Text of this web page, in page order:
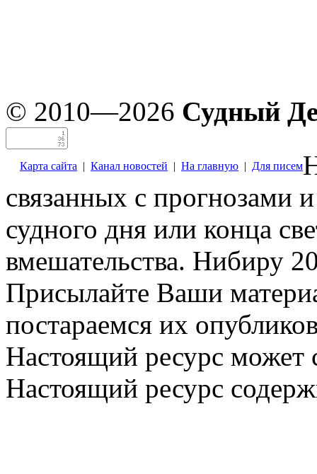
© 2010—2026 Судный
Карта сайта | Канал новостей | На главную | Для писем
связанных с прогнозами
судного дня или конца
вмешательства. Нибиру
Присылайте Ваши
постараемся их
Настоящий ресурс может
Настоящий ресурс